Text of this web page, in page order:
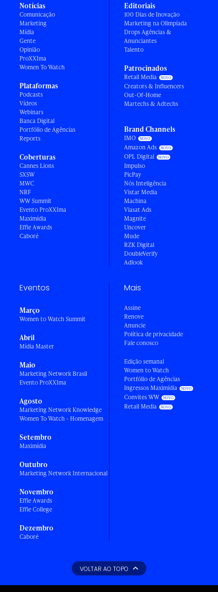
Notícias
Comunicação
Marketing
Mídia
Gente
Opinião
ProXXIma
Women To Watch
Plataformas
Podcasts
Vídeos
Webinars
Banca Digital
Portfólio de Agências
Reports
Coberturas
Cannes Lions
SXSW
MWC
NRF
WW Summit
Evento ProXXIma
Maximídia
Effie Awards
Caboré
Editoriais
100 Dias de Inovação
Marketing na Olimpíada
Drops Agências &
Anunciantes
Talento
Patrocinados
Retail Media
Creators & Influencers
Out-Of-Home
Martechs & Adtechs
Brand Channels
IMO
Amazon Ads
OPL Digital
Impulso
PicPay
Nós Inteligência
Vistar Media
Machina
Viasat Ads
Magnite
Uncover
Mude
RZK Digital
DoubleVerify
Adlook
Eventos
Março
Women to Watch Summit
Abril
Mídia Master
Maio
Marketing Network Brasil
Evento ProXXIma
Agosto
Marketing Network Knowledge
Women To Watch - Homenagem
Setembro
Maximídia
Outubro
Marketing Network Internacional
Novembro
Effie Awards
Effie College
Dezembro
Caboré
Mais
Assine
Renove
Anuncie
Política de privacidade
Fale conosco
Edição semanal
Women to Watch
Portfólio de Agências
Ingressos Maximídia
Convites WW
Retail Media
VOLTAR AO TOPO